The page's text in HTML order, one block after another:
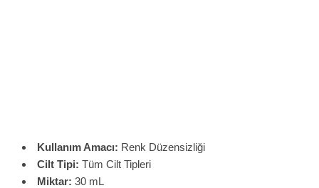
Kullanım Amacı: Renk Düzensizliği
Cilt Tipi: Tüm Cilt Tipleri
Miktar: 30 mL